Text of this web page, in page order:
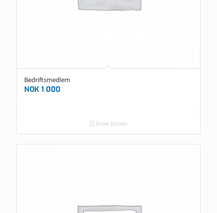
Bedriftsmedlem
NOK1 000
Show Details